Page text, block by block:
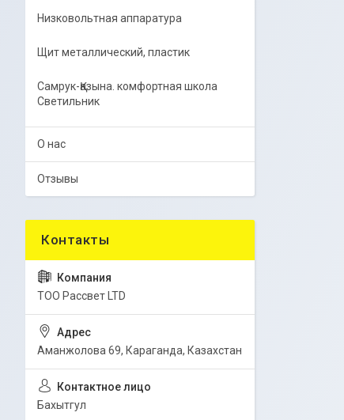
Низковольтная аппаратура
Щит металлический, пластик
Самрук-Қазына. комфортная школа
Светильник
О нас
Отзывы
ТОО Рассвет LTD
Аманжолова 69, Караганда, Казахстан
Бахытгул